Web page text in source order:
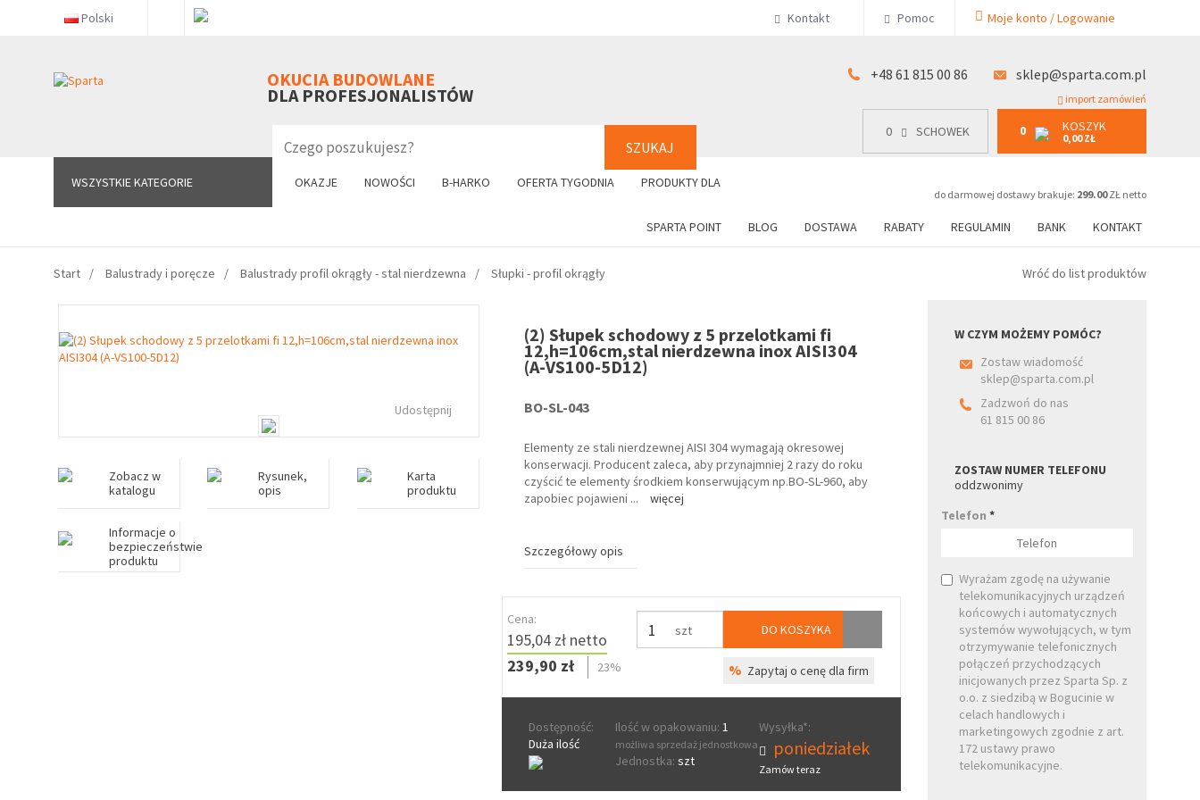
Polski Kontakt Pomoc Moje konto / Logowanie
OKUCIA BUDOWLANE
DLA PROFESJONALISTÓW
SZUKAJ
+48 61 815 00 86 sklep@sparta.com.pl
import zamówień
0 SCHOWEK 0 KOSZYK
0,00 ZŁ
do darmowej dostawy brakuje: 299.00ZŁ netto
WSZYSTKIE KATEGORIE OKAZJE NOWOŚCI B-HARKO OFERTA TYGODNIA PRODUKTY DLA
SPARTA POINT BLOG DOSTAWA RABATY REGULAMIN BANK KONTAKT
WSZYSTKIE KATEGORIE 0 SCHOWEK 0 KOSZYK
0,00 ZŁ
+48 61 815 00 86
Start Balustrady i poręcze Balustrady profil okrągły - stal nierdzewna Słupki - profil okrągły Wróć do list produktów
Udostępnij
Zobacz w
katalogu
Rysunek,
opis
Karta
produktu
Informacje o
bezpieczeństwie
produktu
(2) Słupek schodowy z 5 przelotkami fi
12,h=106cm,stal nierdzewna inox AISI304
(A-VS100-5D12)
BO-SL-043
Elementy ze stali nierdzewnej AISI 304 wymagają okresowej
konserwacji. Producent zaleca, aby przynajmniej 2 razy do roku
czyścić te elementy środkiem konserwującym np.BO-SL-960, aby
zapobiec pojawieni ... więcej
Szczegółowy opis
Cena:
195,04 zł netto
239,90 zł
23%
szt DO KOSZYKA
% Zapytaj o cenę dla firm
Dostępność:
Duża ilość
Ilość w opakowaniu: 1
możliwa sprzedaż jednostkowa
Jednostka: szt
Wysyłka*:
poniedziałek
Zamów teraz
W CZYM MOŻEMY POMÓC?
Zostaw wiadomość
sklep@sparta.com.pl
Zadzwoń do nas
61 815 00 86
ZOSTAW NUMER TELEFONU
oddzwonimy
Telefon*
Wyrażam zgodę na używanie
telekomunikacyjnych urządzeń
końcowych i automatycznych
systemów wywołujących, w tym
otrzymywanie telefonicznych
połączeń przychodzących
inicjowanych przez Sparta Sp. z
o.o. z siedzibą w Bogucinie w
celach handlowych i
marketingowych zgodnie z art.
172 ustawy prawo
telekomunikacyjne.